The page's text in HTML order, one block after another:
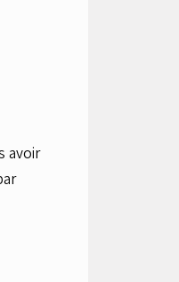
avoir